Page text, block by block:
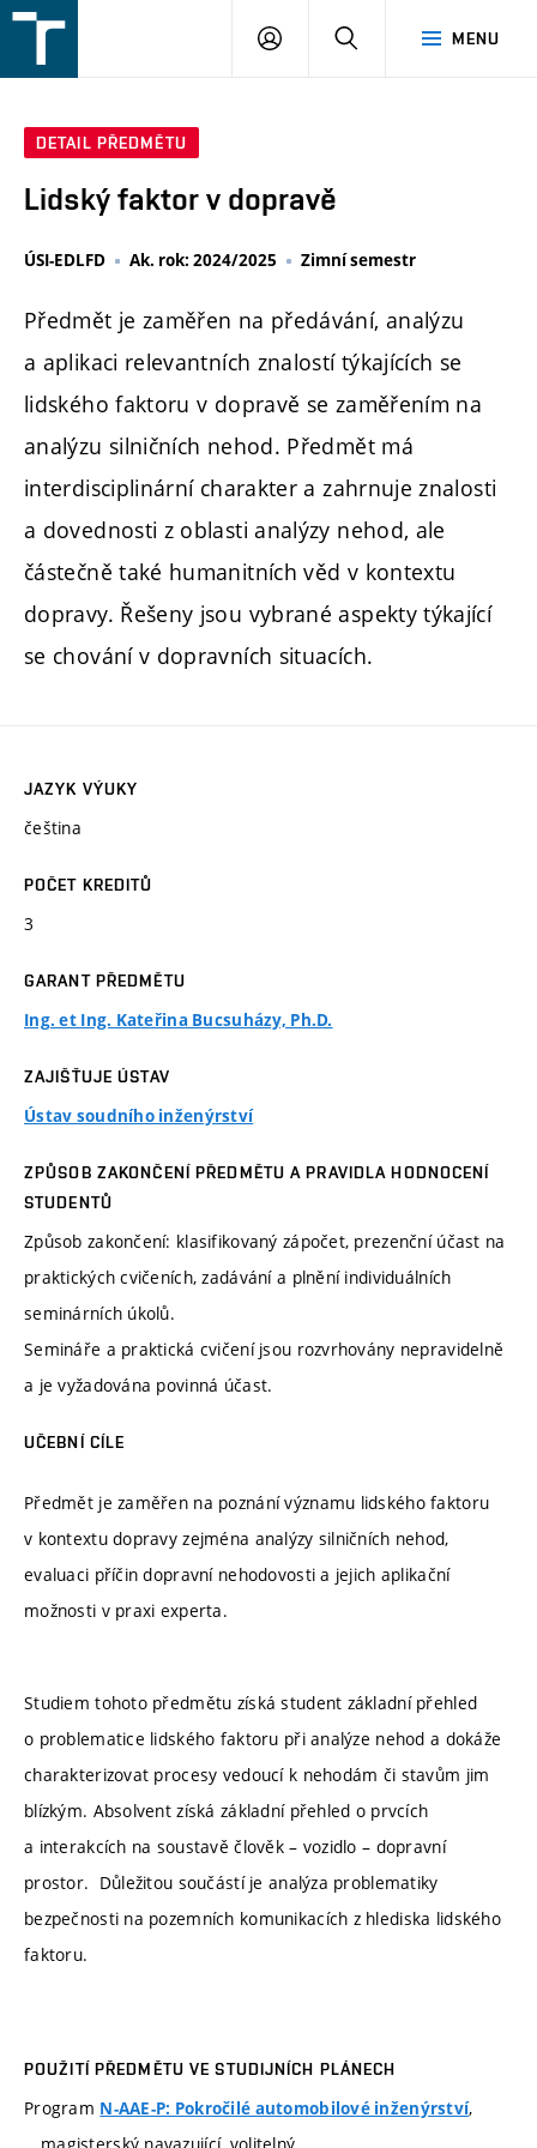
v
MENU
PŘIHLÁŠENÍ
DETAIL PŘEDMĚTU
Lidský faktor v dopravě
ÚSI-EDLFD Ak. rok: 2024/2025 Zimní semestr
Předmět je zaměřen na předávání, analýzu
a aplikaci relevantních znalostí týkajících se
lidského faktoru v dopravě se zaměřením na
analýzu silničních nehod. Předmět má
interdisciplinární charakter a zahrnuje znalosti
a dovednosti z oblasti analýzy nehod, ale
částečně také humanitních věd v kontextu
dopravy. Řešeny jsou vybrané aspekty týkající
se chování v dopravních situacích.
JAZYK VÝUKY
čeština
POČET KREDITŮ
3
GARANT PŘEDMĚTU
Ing. et Ing. Kateřina Bucsuházy, Ph.D.
ZAJIŠŤUJE ÚSTAV
Ústav soudního inženýrství
ZPŮSOB ZAKONČENÍ PŘEDMĚTU A PRAVIDLA HODNOCENÍ
STUDENTŮ
Způsob zakončení: klasifikovaný zápočet, prezenční účast na
praktických cvičeních, zadávání a plnění individuálních
seminárních úkolů.
Semináře a praktická cvičení jsou rozvrhovány nepravidelně
a je vyžadována povinná účast.
UČEBNÍ CÍLE
Předmět je zaměřen na poznání významu lidského faktoru
v kontextu dopravy zejména analýzy silničních nehod,
evaluaci příčin dopravní nehodovosti a jejich aplikační
možnosti v praxi experta.
Studiem tohoto předmětu získá student základní přehled
o problematice lidského faktoru při analýze nehod a dokáže
charakterizovat procesy vedoucí k nehodám či stavům jim
blízkým. Absolvent získá základní přehled o prvcích
a interakcích na soustavě člověk – vozidlo – dopravní
prostor. Důležitou součástí je analýza problematiky
bezpečnosti na pozemních komunikacích z hlediska lidského
faktoru.
POUŽITÍ PŘEDMĚTU VE STUDIJNÍCH PLÁNECH
Program N-AAE-P: Pokročilé automobilové inženýrství,